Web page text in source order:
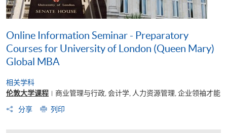
Online Information Seminar - Preparatory
Courses for University of London (Queen Mary)
Global MBA
相关学科
伦敦大学课程 | 商业管理与行政, 会计学, 人力资源管理, 企业领袖才能
分享
列印